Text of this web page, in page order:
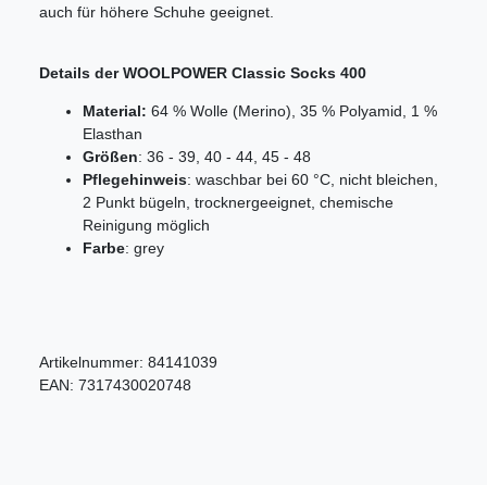
auch für höhere Schuhe geeignet.
Details der WOOLPOWER Classic Socks 400
Material: 64 % Wolle (Merino), 35 % Polyamid, 1 %
Elasthan
Größen: 36 - 39, 40 - 44, 45 - 48
Pflegehinweis: waschbar bei 60 °C, nicht bleichen,
2 Punkt bügeln, trocknergeeignet, chemische
Reinigung möglich
Farbe: grey
Artikelnummer: 84141039
EAN: 7317430020748